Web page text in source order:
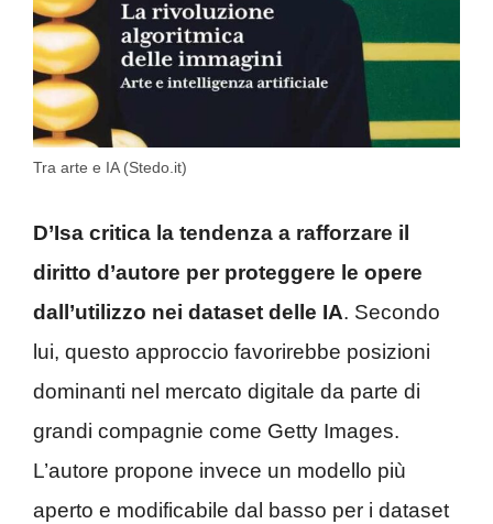
Tra arte e IA (Stedo.it)
D’Isa critica la tendenza a rafforzare il
diritto d’autore per proteggere le opere
dall’utilizzo nei dataset delle IA. Secondo
lui, questo approccio favorirebbe posizioni
dominanti nel mercato digitale da parte di
grandi compagnie come Getty Images.
L’autore propone invece un modello più
aperto e modificabile dal basso per i dataset